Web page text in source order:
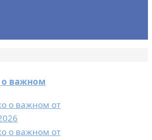
о важном
о важном от
о важном от